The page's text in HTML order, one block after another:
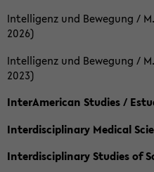
Intelligenz und Bewegung /
2026)
Intelligenz und Bewegung /
2023)
InterAmerican Studies /
Interdisciplinary Medical
Interdisciplinary Studies of